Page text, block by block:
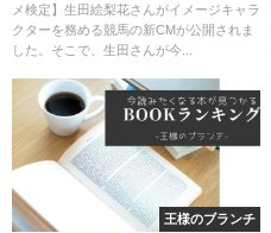
メ検定】生田絵梨花さんがイメージキャラ
クターを務める競馬の新CMが公開されま
した。そこで、生田さんが今...
王様のブランチ